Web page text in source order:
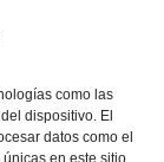
como las
dispositivo. El
datos como el
en este sitio.